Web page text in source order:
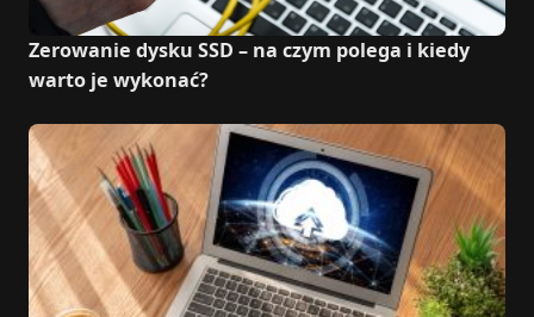
Zerowanie dysku SSD – na czym polega i kiedy
warto je wykonać?